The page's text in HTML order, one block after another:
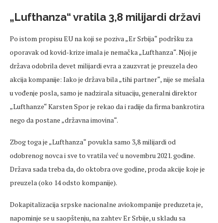
„Lufthanza“ vratila 3,8 milijardi državi
Po istom propisu EU na koji se poziva „Er Srbija“ podršku za
oporavak od kovid-krize imala je nemačka „Lufthanza“. Njoj je
država odobrila devet milijardi evra a zauzvrat je preuzela deo
akcija kompanije: Iako je država bila „tihi partner“, nije se mešala
u vođenje posla, samo je nadzirala situaciju, generalni direktor
„Lufthanze“ Karsten Spor je rekao da i radije da firma bankrotira
nego da postane „državna imovina“.
Zbog toga je „Lufthanza“ povukla samo 3,8 milijardi od
odobrenog novca i sve to vratila već u novembru 2021. godine.
Država sada treba da, do oktobra ove godine, proda akcije koje je
preuzela (oko 14 odsto kompanije).
Dokapitalizacija srpske nacionalne aviokompanije preduzeta je,
napominje se u saopštenju, na zahtev Er Srbije, u skladu sa